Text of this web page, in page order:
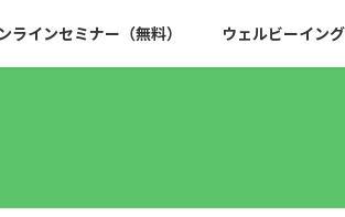
ラインセミナー（無料） ウェルビーイング